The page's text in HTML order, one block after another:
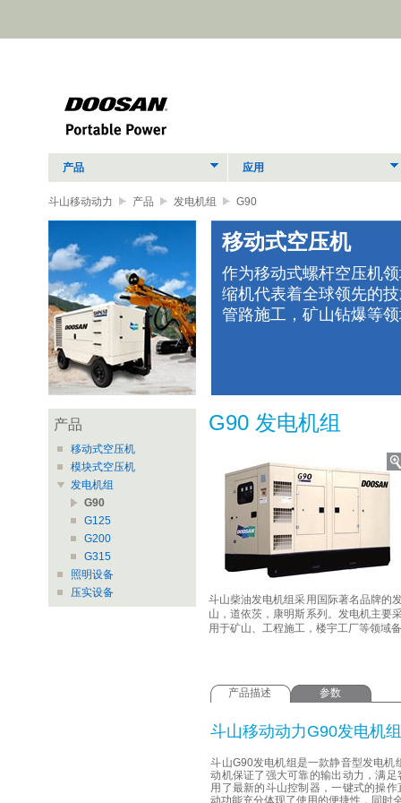
产品 应用
斗山移动动力 产品 发电机组 G90
移动式空压机
作为移动式螺杆空压机
缩机代表着全球领先的
管路施工，矿山钻爆等
产品
移动式空压机
模块式空压机
发电机组
G90
G125
G200
G315
照明设备
压实设备
G90 发电机组
斗山柴油发电机组采用国际著名品牌的
山，道依茨，康明斯系列。发电机主要
用于矿山、工程施工，楼宇工厂等领域
产品描述 参数
斗山移动动力G90发电机
斗山G90发电机组是一款静音型发电
动机保证了强大可靠的输出动力，满
用了最新的斗山控制器，一键式的操